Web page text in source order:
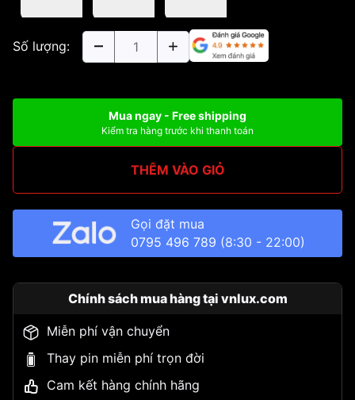
Số lượng:
Mua ngay - Free shipping
Kiểm tra hàng trước khi thanh toán
THÊM VÀO GIỎ
Gọi đặt mua
0795 496 789 (8:30 - 22:00)
Chính sách mua hàng tại vnlux.com
Miễn phí vận chuyển
Thay pin miễn phí trọn đời
Cam kết hàng chính hãng